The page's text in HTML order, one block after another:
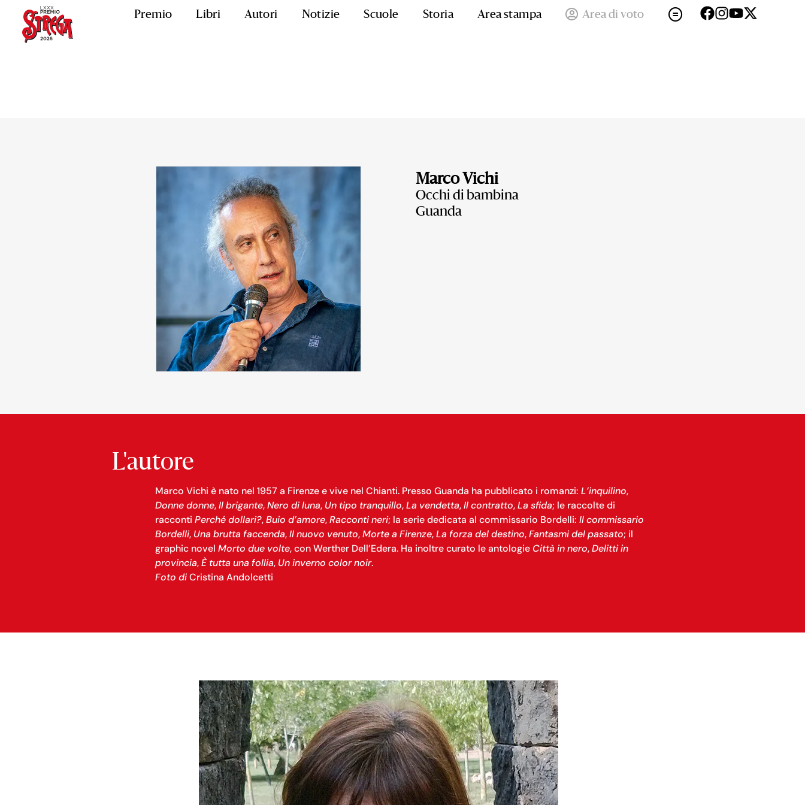
Premio Libri Autori Notizie Scuole Storia Area stampa Area di voto
Marco Vichi
Occhi di bambina
Guanda
L'autore
Marco Vichi è nato nel 1957 a Firenze e vive nel Chianti. Presso Guanda ha pubblicato i romanzi: L’inquilino,
Donne donne,Il brigante,Nero di luna, Un tipo tranquillo,La vendetta,Il contratto,La sfida; le raccolte di
racconti Perché dollari?,Buio d’amore,Racconti neri; la serie dedicata al commissario Bordelli: Il commissario
Bordelli,Una brutta faccenda,Il nuovo venuto,Morte a Firenze,La forza del destino,Fantasmi del passato; il
graphic novel Morto due volte, con Werther Dell’Edera. Ha inoltre curato le antologie Città in nero,Delitti in
provincia,È tutta una follia, Un inverno color noir.
Foto diCristina Andolcetti